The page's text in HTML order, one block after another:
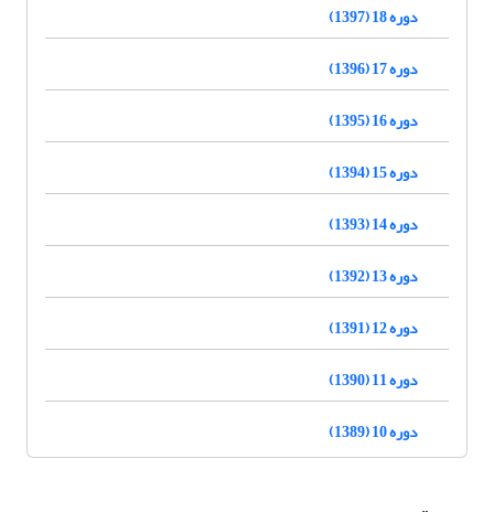
دوره 18 (1397)
دوره 17 (1396)
دوره 16 (1395)
دوره 15 (1394)
دوره 14 (1393)
دوره 13 (1392)
دوره 12 (1391)
دوره 11 (1390)
دوره 10 (1389)